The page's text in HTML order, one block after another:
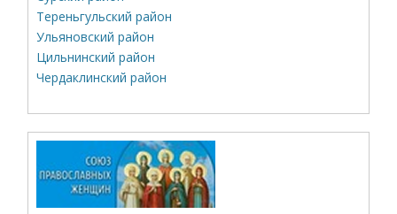
Тереньгульский район
Ульяновский район
Цильнинский район
Чердаклинский район